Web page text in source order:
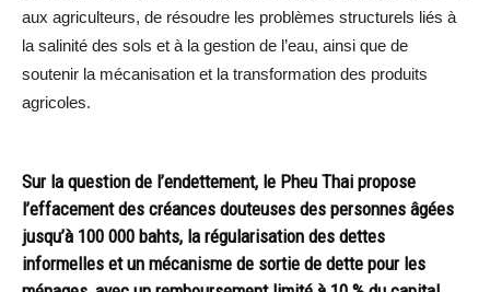
aux agriculteurs, de résoudre les problèmes structurels liés à
la salinité des sols et à la gestion de l’eau, ainsi que de
soutenir la mécanisation et la transformation des produits
agricoles.
Sur la question de l’endettement, le Pheu Thai propose
l’effacement des créances douteuses des personnes âgées
jusqu’à 100 000 bahts, la régularisation des dettes
informelles et un mécanisme de sortie de dette pour les